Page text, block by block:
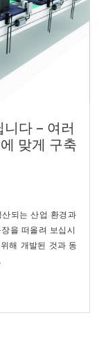
다 – 여러
맞게 구축
산되는 산업 환경과
장을 떠올려 보십시
위해 개발된 것과 동